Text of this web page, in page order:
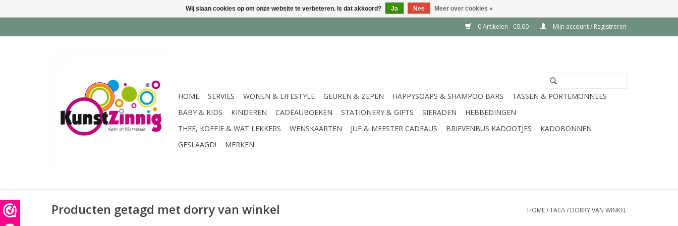
0 Artikelen - €0,00 Mijn account / Registreren
HOME SERVIES WONEN & LIFESTYLE GEUREN & ZEPEN HAPPYSOAPS & SHAMPOO BARS
TASSEN & PORTEMONNEES
BABY & KIDS
KINDEREN CADEAUBOEKEN STATIONERY & GIFTS SIERADEN
HEBBEDINGEN
THEE, KOFFIE & WAT LEKKERS
WENSKAARTEN JUF & MEESTER CADEAUS BRIEVENBUS KADOOTJES
KADOBONNEN
GESLAAGD!
MERKEN
Producten getagd met dorry van winkel HOME/TAGS/ DORRY VAN WINKEL
Wij slaan cookies op om onze website te verbeteren. Is dat akkoord? Ja Nee Meer over cookies »